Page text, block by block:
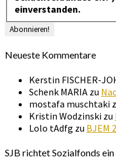
einverstanden.
Neueste Kommentare
Kerstin FISCHER-
Schenk MARIA zu
mostafa muschtaki
Kristin Wodzinski zu
Lolo tAdfg zu BJEM
SJB richtet Sozialfonds ein